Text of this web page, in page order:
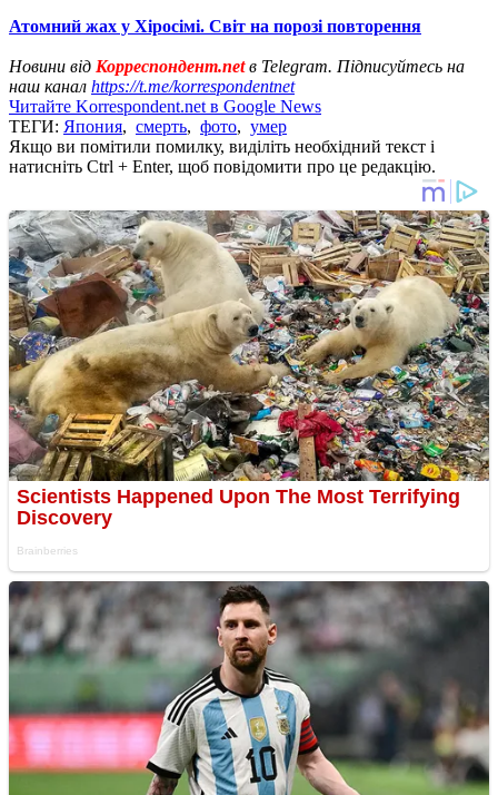
Атомний жах у Хіросімі. Світ на порозі повторення
Новини від Корреспондент.netв Telegram. Підписуйтесь на
наш канал https://t.me/korrespondentnet
Читайте Korrespondent.net в Google News
ТЕГИ: Япония, смерть, фото, умер
Якщо ви помітили помилку, виділіть необхідний текст і
натисніть Ctrl + Enter, щоб повідомити про це редакцію.